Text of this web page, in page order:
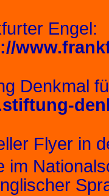
Engel:
Denkmal
Flyer in
im